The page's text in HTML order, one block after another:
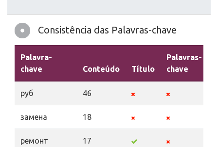
Consistência das Palavras-chave
Palavra-
chave
Conteúdo Título
Palavras-
chave
руб 46
замена 18
ремонт 17